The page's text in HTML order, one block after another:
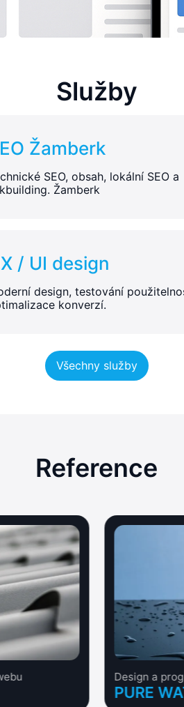
Služby
Žamberk
SEO, obsah, lokální SEO a
Žamberk
/ UI design
design, testování
konverzí.
Všechny služby
Reference
Design a
PURE